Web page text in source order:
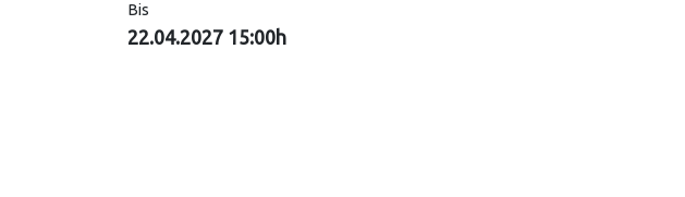
Bis
22.04.2027 15:00h